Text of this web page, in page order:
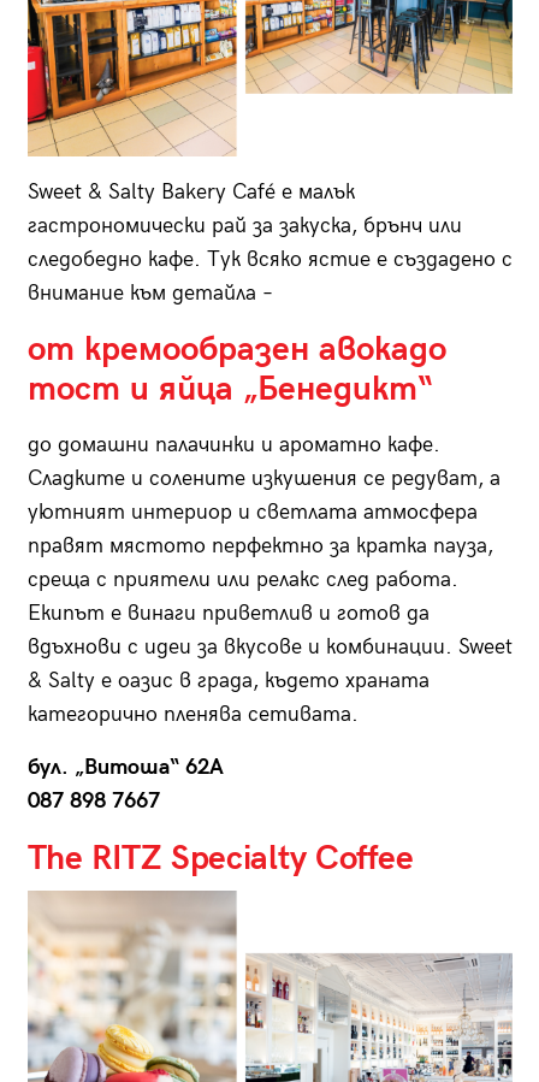
Sweet & Salty Bakery Café е малък
гастрономически рай за закуска, брънч или
следобедно кафе. Тук всяко ястие е създадено с
внимание към детайла –
от кремообразен авокадо
тост и яйца „Бенедикт“
до домашни палачинки и ароматно кафе.
Сладките и солените изкушения се редуват, а
уютният интериор и светлата атмосфера
правят мястото перфектно за кратка пауза,
среща с приятели или релакс след работа.
Екипът е винаги приветлив и готов да
вдъхнови с идеи за вкусове и комбинации. Sweet
& Salty е оазис в града, където храната
категорично пленява сетивата.
бул. „Витоша“ 62А
087 898 7667
The RITZ Specialty Coffee